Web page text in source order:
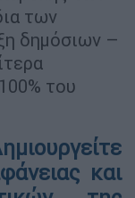
των
δημόσιων –
του
και